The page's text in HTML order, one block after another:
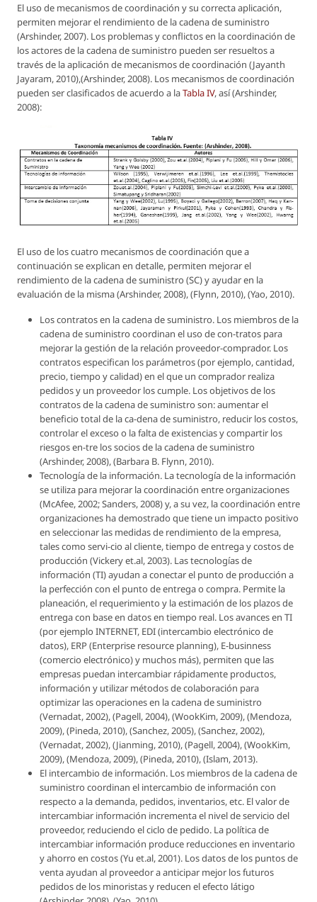
El uso de mecanismos de coordinación y su correcta aplicación,
permiten mejorar el rendimiento de la cadena de suministro
(Arshinder, 2007). Los problemas y conflictos en la coordinación de
los actores de la cadena de suministro pueden ser resueltos a
través de la aplicación de mecanismos de coordinación (Jayanth
Jayaram, 2010),(Arshinder, 2008). Los mecanismos de coordinación
pueden ser clasificados de acuerdo a laTabla IV, así (Arshinder,
2008):
El uso de los cuatro mecanismos de coordinación que a
continuación se explican en detalle, permiten mejorar el
rendimiento de la cadena de suministro (SC) y ayudar en la
evaluación de la misma (Arshinder, 2008), (Flynn, 2010), (Yao, 2010).
Los contratos en la cadena de suministro. Los miembros de la
cadena de suministro coordinan el uso de con-tratos para
mejorar la gestión de la relación proveedor-comprador. Los
contratos especifican los parámetros (por ejemplo, cantidad,
precio, tiempo y calidad) en el que un comprador realiza
pedidos y un proveedor los cumple. Los objetivos de los
contratos de la cadena de suministro son: aumentar el
beneficio total de la ca-dena de suministro, reducir los costos,
controlar el exceso o la falta de existencias y compartir los
riesgos en-tre los socios de la cadena de suministro
(Arshinder, 2008), (Barbara B. Flynn, 2010).
Tecnología de la información. La tecnología de la información
se utiliza para mejorar la coordinación entre organizaciones
(McAfee, 2002; Sanders, 2008) y, a su vez, la coordinación entre
organizaciones ha demostrado que tiene un impacto positivo
en seleccionar las medidas de rendimiento de la empresa,
tales como servi-cio al cliente, tiempo de entrega y costos de
producción (Vickery et.al, 2003). Las tecnologías de
información (TI) ayudan a conectar el punto de producción a
la perfección con el punto de entrega o compra. Permite la
planeación, el requerimiento y la estimación de los plazos de
entrega con base en datos en tiempo real. Los avances en TI
(por ejemplo INTERNET, EDI (intercambio electrónico de
datos), ERP (Enterprise resource planning), E-businness
(comercio electrónico) y muchos más), permiten que las
empresas puedan intercambiar rápidamente productos,
información y utilizar métodos de colaboración para
optimizar las operaciones en la cadena de suministro
(Vernadat, 2002), (Pagell, 2004), (WookKim, 2009), (Mendoza,
2009), (Pineda, 2010), (Sanchez, 2005), (Sanchez, 2002),
(Vernadat, 2002), (Jianming, 2010), (Pagell, 2004), (WookKim,
2009), (Mendoza, 2009), (Pineda, 2010), (Islam, 2013).
El intercambio de información. Los miembros de la cadena de
suministro coordinan el intercambio de información con
respecto a la demanda, pedidos, inventarios, etc. El valor de
intercambiar información incrementa el nivel de servicio del
proveedor, reduciendo el ciclo de pedido. La política de
intercambiar información produce reducciones en inventario
y ahorro en costos (Yu et.al, 2001). Los datos de los puntos de
venta ayudan al proveedor a anticipar mejor los futuros
pedidos de los minoristas y reducen el efecto látigo